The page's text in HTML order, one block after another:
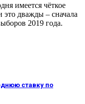
имеется чёткое
дважды – сначала
2019 года.
ставку по